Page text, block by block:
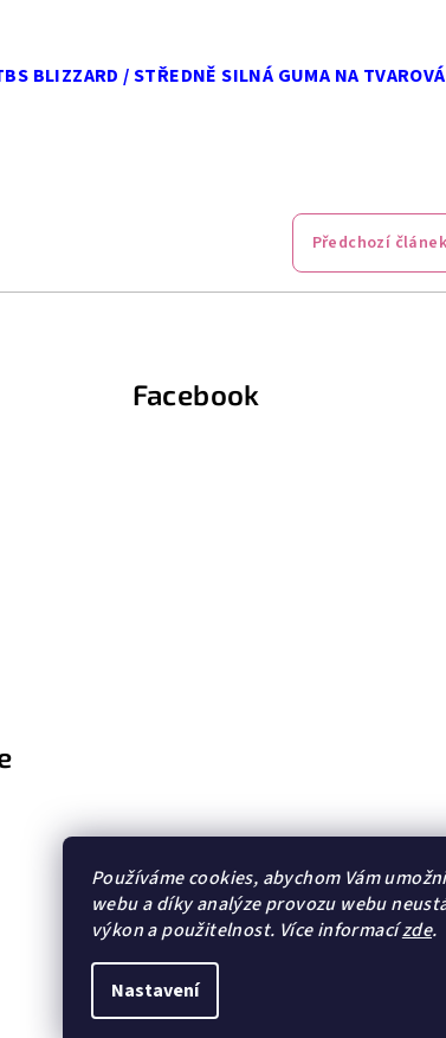
Používáme cookies, abychom Vám
webu a díky analýze provozu webu
výkon a použitelnost. Více informacízde.
Nastavení
BLIZZARD / STŘEDNĚ SILNÁ GUMA NA
Předchozí článek
Facebook